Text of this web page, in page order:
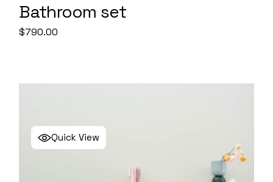
Bathroom set
$790.00
Quick View